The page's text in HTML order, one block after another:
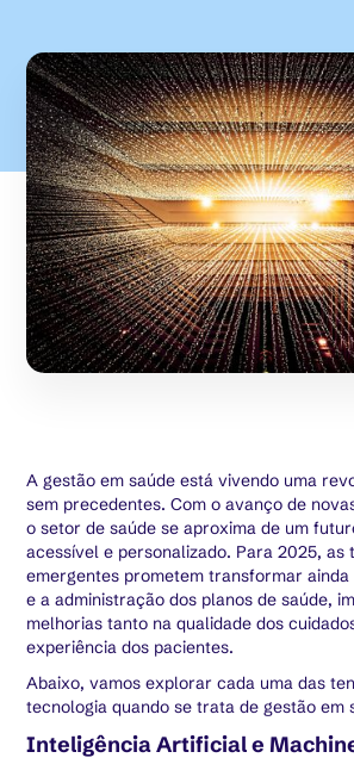
A gestão em saúde está vivendo uma
sem precedentes. Com o avanço de
o setor de saúde se aproxima de um
acessível e personalizado. Para 2025, as
emergentes prometem transformar ainda
e a administração dos planos de saúde,
melhorias tanto na qualidade dos
experiência dos pacientes.
Abaixo, vamos explorar cada uma das
tecnologia quando se trata de gestão em
Inteligência Artificial e